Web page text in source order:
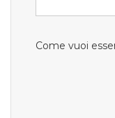
Come vuoi